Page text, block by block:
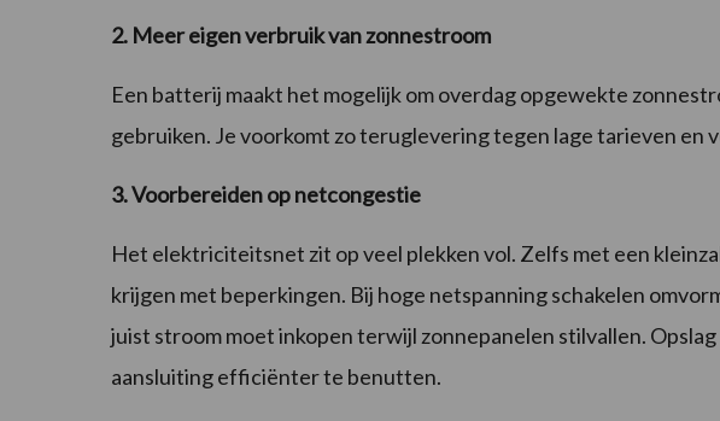
2. Meer eigen verbruik van zonnestroom
Een batterij maakt het mogelijk om overdag opgewekte
gebruiken. Je voorkomt zo teruglevering tegen lage tarieven en
3. Voorbereiden op netcongestie
Het elektriciteitsnet zit op veel plekken vol. Zelfs met een
krijgen met beperkingen. Bij hoge netspanning schakelen
juist stroom moet inkopen terwijl zonnepanelen stilvallen.
aansluiting efficiënter te benutten.